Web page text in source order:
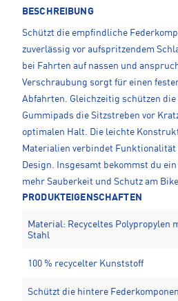
BESCHREIBUNG
Schützt die empfindliche
zuverlässig vor aufspritzendem
bei Fahrten auf nassen und
Verschraubung sorgt für einen
Abfahrten. Gleichzeitig schützen die
Gummipads die Sitzstreben vor
optimalen Halt. Die leichte
Materialien verbindet
Design. Insgesamt bekommst du
mehr Sauberkeit und Schutz am
PRODUKTEIGENSCHAFTEN
Material: Recyceltes Polypropylen
Stahl
100 % recycelter Kunststoff
Schützt die hintere